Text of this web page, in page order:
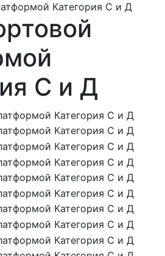
Категория С и Д
С и Д